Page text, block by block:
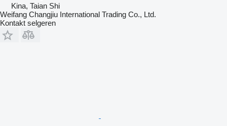
Kina, Taian Shi
Weifang Changjiu International Trading Co., Ltd.
Kontakt selgeren